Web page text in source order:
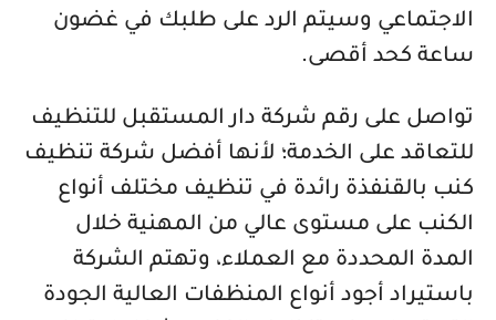
الاجتماعي وسيتم الرد على طلبك في غضون
ساعة كحد أقصى.
تواصل على رقم شركة دار المستقبل للتنظيف
للتعاقد على الخدمة؛ لأنها أفضل شركة تنظيف
كنب بالقنفذة رائدة في تنظيف مختلف أنواع
الكنب على مستوى عالي من المهنية خلال
المدة المحددة مع العملاء، وتهتم الشركة
باستيراد أجود أنواع المنظفات العالية الجودة